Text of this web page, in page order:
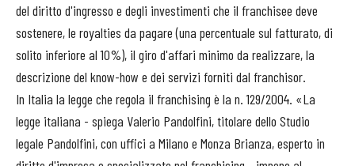
del diritto d'ingresso e degli investimenti che il franchisee deve
sostenere, le royalties da pagare (una percentuale sul fatturato, di
solito inferiore al 10%), il giro d'affari minimo da realizzare, la
descrizione del know-how e dei servizi forniti dal franchisor.
In Italia la legge che regola il franchising è la n. 129/2004. «La
legge italiana - spiega Valerio Pandolfini, titolare dello Studio
legale Pandolfini, con uffici a Milano e Monza Brianza, esperto in